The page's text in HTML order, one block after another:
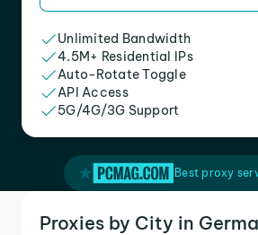
Unlimited Bandwidth
4.5M+ Residential IPs
Auto-Rotate Toggle
API Access
5G/4G/3G Support
Best proxy
Proxies by City in